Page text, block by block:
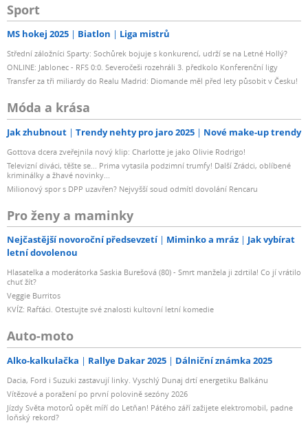
Sport
MS hokej 2025 Biatlon Liga mistrů
Střední záložníci Sparty: Sochůrek bojuje s konkurencí, udrží se na Letné Hollý?
ONLINE: Jablonec - RFS 0:0. Severočeši rozehráli 3. předkolo Konferenční ligy
Transfer za tři miliardy do Realu Madrid: Diomande měl před lety působit v Česku!
Móda a krása
Jak zhubnout Trendy nehty pro jaro 2025 Nové make-up trendy
Gottova dcera zveřejnila nový klip: Charlotte je jako Olivie Rodrigo!
Televizní diváci, těšte se... Prima vytasila podzimní trumfy! Další Zrádci, oblíbené
kriminálky a žhavé novinky...
Milionový spor s DPP uzavřen? Nejvyšší soud odmítl dovolání Rencaru
Pro ženy a maminky
Nejčastější novoroční předsevzetí Miminko a mráz
Jak vybírat
letní dovolenou
Hlasatelka a moderátorka Saskia Burešová (80) - Smrt manžela ji zdrtila! Co jí vrátilo
chuť žít?
Veggie Burritos
KVÍZ: Rafťáci. Otestujte své znalosti kultovní letní komedie
Auto-moto
Alko-kalkulačka Rallye Dakar 2025 Dálniční známka 2025
Dacia, Ford i Suzuki zastavují linky. Vyschlý Dunaj drtí energetiku Balkánu
Vítězové a poražení po první polovině sezóny 2026
Jízdy Světa motorů opět míří do Letňan! Pátého září zažijete elektromobil, padne
loňský rekord?